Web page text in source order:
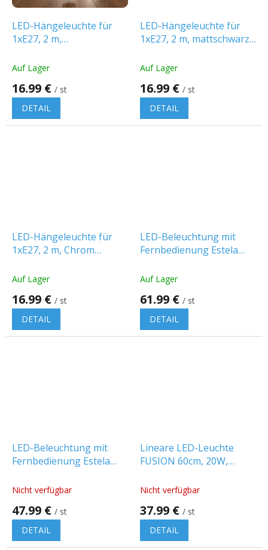
LED-Hängeleuchte für
1xE27, 2 m,
[SZ61103]
Auf Lager
16.99 € / st
DETAIL
LED-Hängeleuchte für
1xE27, 2 m, mattschwarz
Auf Lager
16.99 € / st
DETAIL
LED-Hängeleuchte für
1xE27, 2 m, Chrom
Auf Lager
16.99 € / st
DETAIL
LED-Beleuchtung mit
Fernbedienung Estela
[WO8023]
Auf Lager
61.99 € / st
DETAIL
LED-Beleuchtung mit
Fernbedienung Estela
[WO8022]
Nicht verfügbar
47.99 € / st
DETAIL
Lineare LED-Leuchte
FUSION 60cm, 20W,
Nicht verfügbar
37.99 € / st
DETAIL